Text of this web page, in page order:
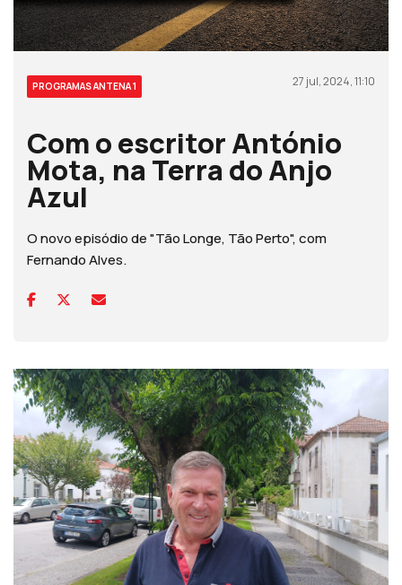
PROGRAMAS ANTENA 1 27 jul, 2024, 11:10
Com o escritor António
Mota, na Terra do Anjo
Azul
O novo episódio de "Tão Longe, Tão Perto", com
Fernando Alves.